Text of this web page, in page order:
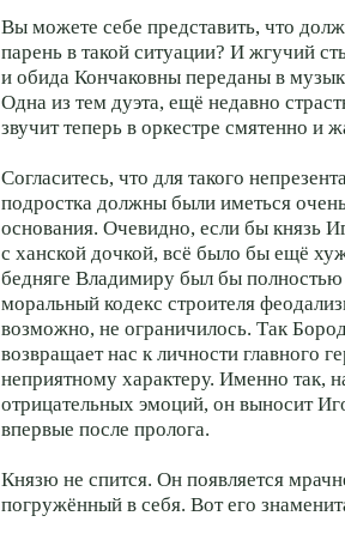
Вы можете себе представить, что
парень в такой ситуации? И жгучий
и обида Кончаковны переданы в
Одна из тем дуэта, ещё недавно
звучит теперь в оркестре смятенно и
Согласитесь, что для такого
подростка должны были иметься
основания. Очевидно, если бы князь
с ханской дочкой, всё было бы ещё
бедняге Владимиру был бы полностью
моральный кодекс строителя
возможно, не ограничилось. Так
возвращает нас к личности главного
неприятному характеру. Именно так,
отрицательных эмоций, он выносит
впервые после пролога.
Князю не спится. Он появляется
погружённый в себя. Вот его